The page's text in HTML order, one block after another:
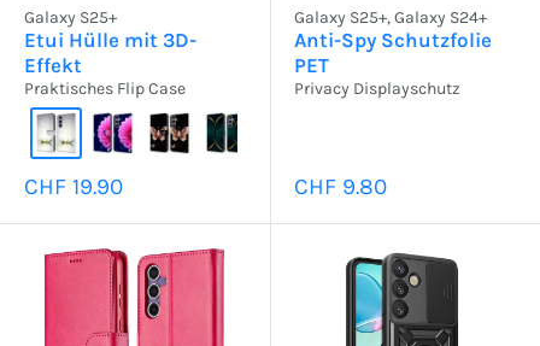
Galaxy S25+
Etui Hülle mit 3D-
Effekt
Praktisches Flip Case
Sonderpreis
CHF 19.90
Galaxy S25+, Galaxy S24+
Anti-Spy Schutzfolie
PET
Privacy Displayschutz
Sonderpreis
CHF 9.80